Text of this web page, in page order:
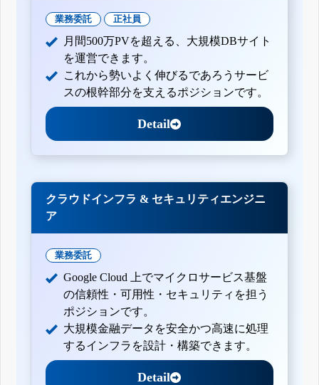
業務委託 正社員
月間500万PVを超える、大規模DBサイト
を運営できます。
これから勢いよく伸びるであろうサービ
スの根幹部分を支えるポジションです。
Detail
クラウドインフラ & セキュリティエンジニ
ア
業務委託
Google Cloud 上でマイクロサービス基盤
の信頼性・可用性・セキュリティを担う
ポジションです。
大規模金融データを安全かつ高速に処理
するインフラを設計・構築できます。
Detail